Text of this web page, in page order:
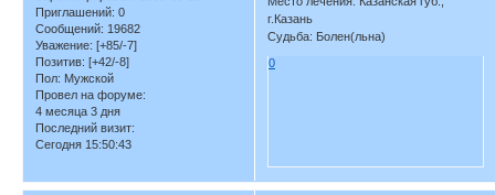
Приглашений: 0
Сообщений: 19682
Уважение: [+85/-7]
Позитив: [+42/-8]
Пол: Мужской
Провел на форуме:
4 месяца 3 дня
Последний визит:
Сегодня 15:50:43
г.Казань
Судьба: Болен(льна)
0